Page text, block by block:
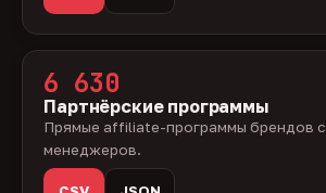
6 630
Партнёрские программы
Прямые affiliate-программы брендов
менеджеров.